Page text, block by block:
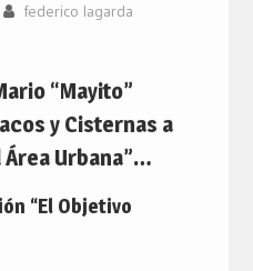
federico lagarda
“Mayito”
y Cisternas a
Área Urbana”…
“El Objetivo